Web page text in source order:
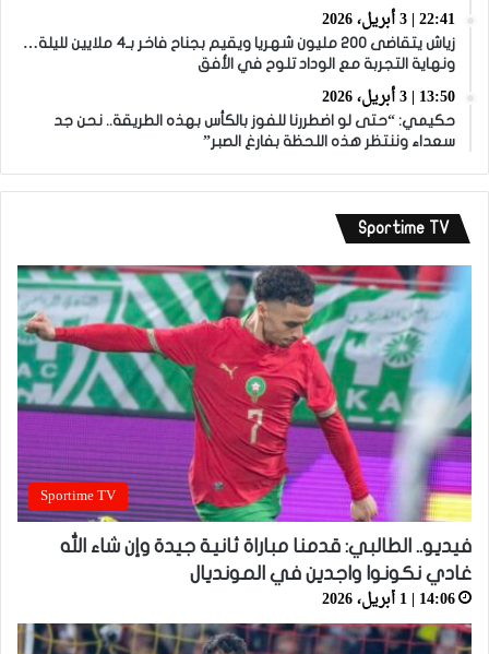
22:41 | 3 أبريل، 2026
زياش يتقاضى 200 مليون شهريا ويقيم بجناح فاخر بـ4 ملايين لليلة…
ونهاية التجربة مع الوداد تلوح في الأفق
13:50 | 3 أبريل، 2026
حكيمي: “حتى لو اضطررنا للفوز بالكأس بهذه الطريقة.. نحن جد
سعداء وننتظر هذه اللحظة بفارغ الصبر”
Sportime TV
Sportime TV
فيديو.. الطالبي: قدمنا مباراة ثانية جيدة وإن شاء الله
غادي نكونوا واجدين في المونديال
14:06 | 1 أبريل، 2026